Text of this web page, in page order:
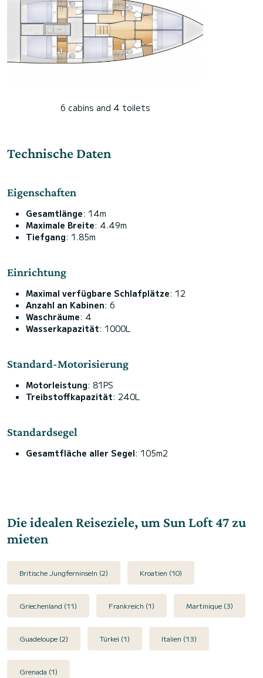
6 cabins and 4 toilets
Technische Daten
Eigenschaften
Gesamtlänge: 14m
Maximale Breite: 4.49m
Tiefgang: 1.85m
Einrichtung
Maximal verfügbare Schlafplätze: 12
Anzahl an Kabinen: 6
Waschräume: 4
Wasserkapazität: 1000L
Standard-Motorisierung
Motorleistung: 81PS
Treibstoffkapazität: 240L
Standardsegel
Gesamtfläche aller Segel: 105m2
Die idealen Reiseziele, um Sun Loft 47 zu
mieten
Britische Jungferninseln (2) Kroatien (10)
Griechenland (11) Frankreich (1) Martinique (3)
Guadeloupe (2) Türkei (1) Italien (13)
Grenada (1)